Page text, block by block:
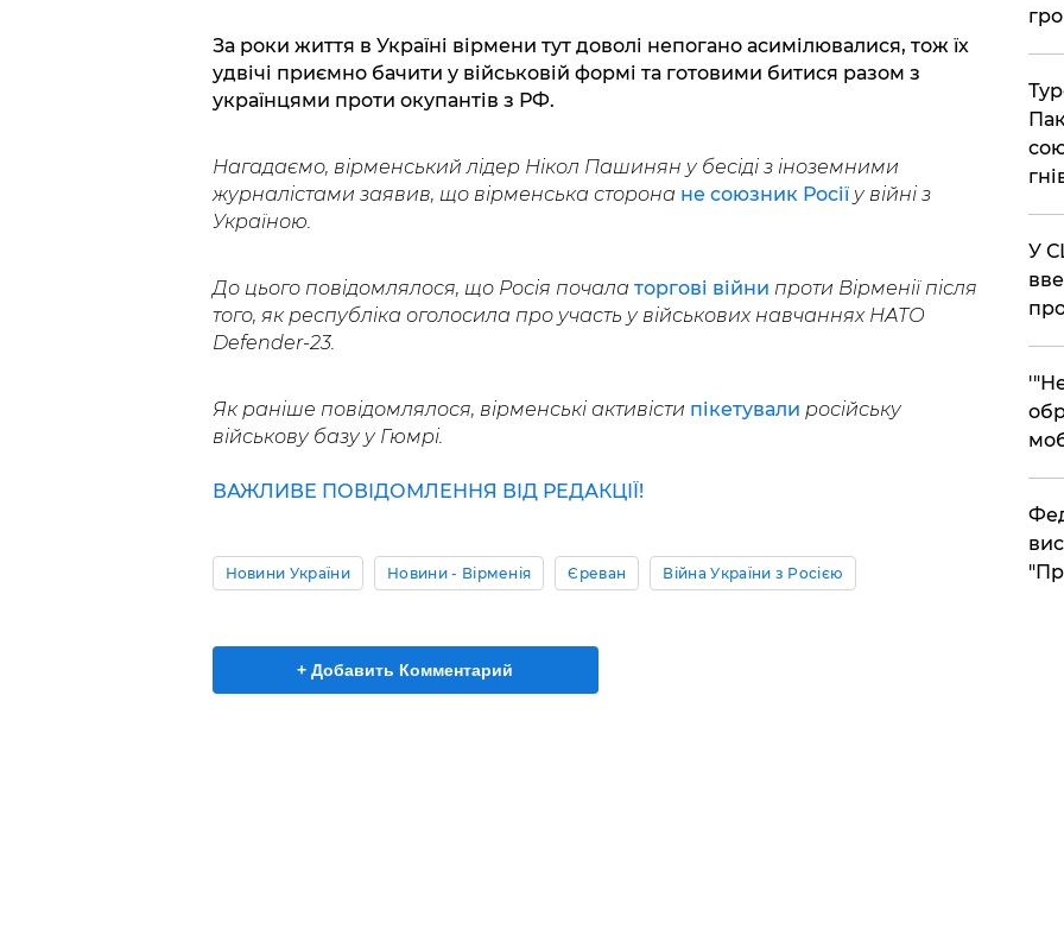
За роки життя в Україні вірмени тут доволі непогано асимілювалися, тож їх
удвічі приємно бачити у військовій формі та готовими битися разом з
українцями проти окупантів з РФ.
Нагадаємо, вірменський лідер Нікол Пашинян у бесіді з іноземними
журналістами заявив, що вірменська сторона не союзник Росіїу війні з
Україною.
До цього повідомлялося, що Росія почала торгові війни проти Вірменії після
того, як республіка оголосила про участь у військових навчаннях НАТО
Defender-23.
Як раніше повідомлялося, вірменські активісти пікетували російську
військову базу у Гюмрі.
ВАЖЛИВЕ ПОВІДОМЛЕННЯ ВІД РЕДАКЦІЇ!
Новини України Новини - Вірменія Єреван Війна України з Росією
+ Добавить Комментарий
​У